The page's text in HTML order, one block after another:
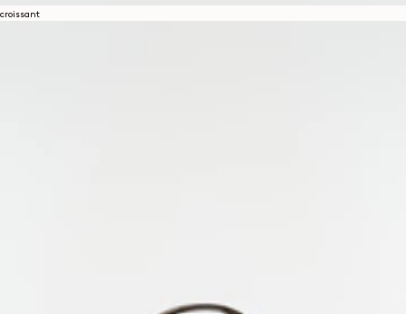
croissant